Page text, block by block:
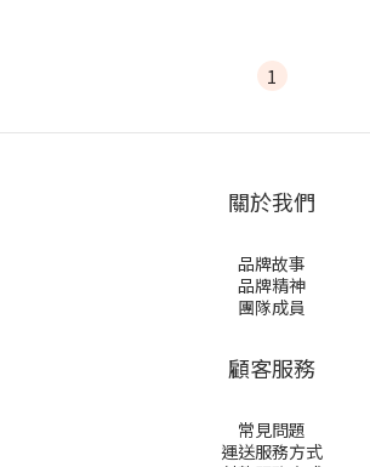
1
關於我們
品牌故事
品牌精神
團隊成員
顧客服務
常見問題
運送服務方式